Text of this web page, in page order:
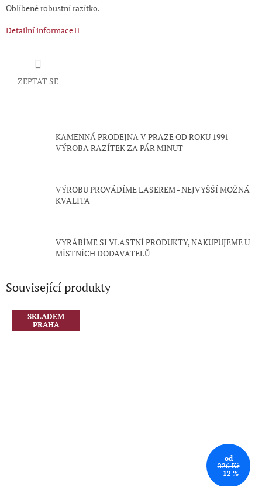
Oblíbené robustní razítko.
Detailní informace
ZEPTAT SE
KAMENNÁ PRODEJNA V PRAZE OD ROKU 1991
VÝROBA RAZÍTEK ZA PÁR MINUT
VÝROBU PROVÁDÍME LASEREM - NEJVYŠŠÍ MOŽNÁ
KVALITA
VYRÁBÍME SI VLASTNÍ PRODUKTY, NAKUPUJEME U
MÍSTNÍCH DODAVATELŮ
Související produkty
SKLADEM
PRAHA
od
226 Kč
–12 %